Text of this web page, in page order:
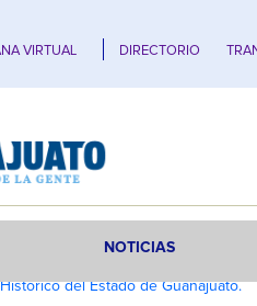
VIRTUAL DIRECTORIO
NOTICIAS
del Estado de Guanajuato.